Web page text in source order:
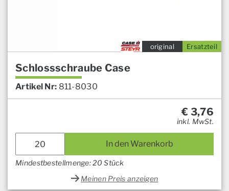
Ersatzteil
original
Schlossschraube Case
Artikel Nr: 811-8030
€ 3,76
inkl. MwSt.
In den Warenkorb
Mindestbestellmenge: 20 Stück
Meinen Preis anzeigen